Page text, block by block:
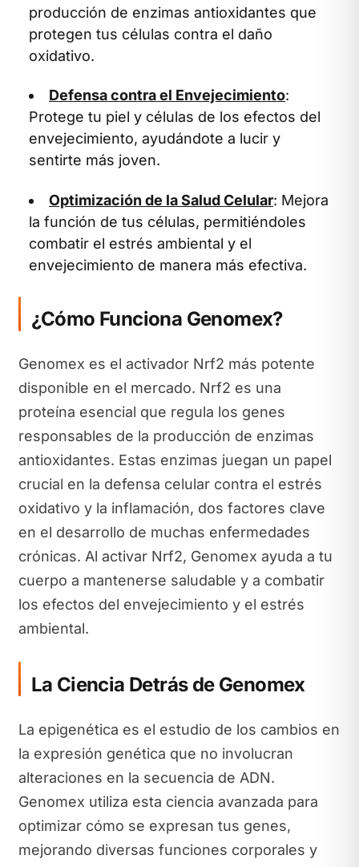
producción de enzimas antioxidantes que
protegen tus células contra el daño
oxidativo.
Defensa contra el Envejecimiento:
Protege tu piel y células de los efectos del
envejecimiento, ayudándote a lucir y
sentirte más joven.
Optimización de la Salud Celular: Mejora
la función de tus células, permitiéndoles
combatir el estrés ambiental y el
envejecimiento de manera más efectiva.
¿Cómo Funciona Genomex?
Genomex es el activador Nrf2 más potente
disponible en el mercado. Nrf2 es una
proteína esencial que regula los genes
responsables de la producción de enzimas
antioxidantes. Estas enzimas juegan un papel
crucial en la defensa celular contra el estrés
oxidativo y la inflamación, dos factores clave
en el desarrollo de muchas enfermedades
crónicas. Al activar Nrf2, Genomex ayuda a tu
cuerpo a mantenerse saludable y a combatir
los efectos del envejecimiento y el estrés
ambiental.
La Ciencia Detrás de Genomex
La epigenética es el estudio de los cambios en
la expresión genética que no involucran
alteraciones en la secuencia de ADN.
Genomex utiliza esta ciencia avanzada para
optimizar cómo se expresan tus genes,
mejorando diversas funciones corporales y